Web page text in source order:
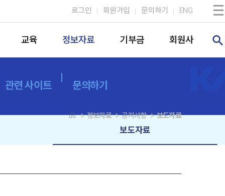
로그인 회원가입 문의하기 ENG
교육 정보자료 기부금 회원사 search
관련 사이트 문의하기
보도자료
navigate_next정보자료navigate_next공지사항navigate_next보도자료